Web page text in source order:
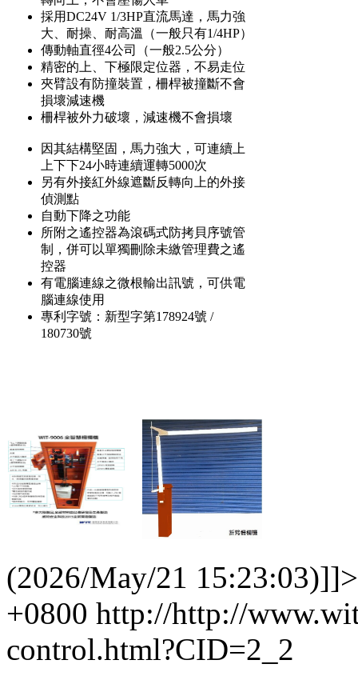
採用DC24V 1/3HP直流馬達，馬力強
大、耐操、耐高溫（一般只有1/4HP）
傳動軸直徑4公司（一般2.5公分）
精密的上、下極限定位器，不易走位
夾臂設有防撞裝置，柵桿被撞斷不會
損壞減速機
柵桿被外力破壞，減速機不會損壞
因其結構堅固，馬力強大，可連續上
上下下24小時連續運轉5000次
另有外接紅外線遮斷反轉向上的外接
偵測點
自動下降之功能
所附之遙控器為滾碼式防拷貝序號管
制，併可以單獨刪除未繳管理費之遙
控器
有電腦連線之微根輸出訊號，可供電
腦連線使用
專利字號：新型字第178924號 /
180730號
(2026/May/21 15:23:03)]]>
+0800 http://http://
control.html?CID=2_2